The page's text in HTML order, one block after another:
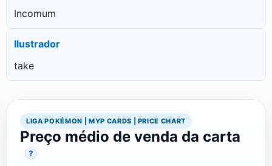
Incomum
Ilustrador
take
LIGA POKÉMON | MYP CARDS | PRICE CHART
Preço médio de venda da carta
?